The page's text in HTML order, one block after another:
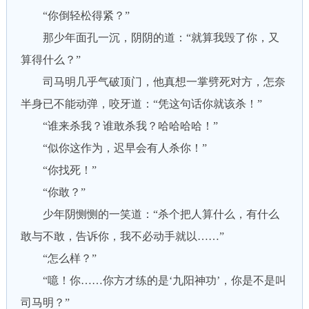
“你倒轻松得紧？”
那少年面孔一沉，阴阴的道：“就算我毁了你，又
算得什么？”
司马明几乎气破顶门，他真想一掌劈死对方，怎奈
半身已不能动弹，咬牙道：“凭这句话你就该杀！”
“谁来杀我？谁敢杀我？哈哈哈哈！”
“似你这作为，迟早会有人杀你！”
“你找死！”
“你敢？”
少年阴恻恻的一笑道：“杀个把人算什么，有什么
敢与不敢，告诉你，我不必动手就以……”
“怎么样？”
“噫！你……你方才练的是‘九阳神功’，你是不是叫
司马明？”